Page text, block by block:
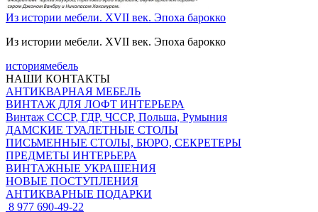
Из истории мебели. XVII век. Эпоха барокко
Из истории мебели. XVII век. Эпоха барокко
историямебель
НАШИ КОНТАКТЫ
АНТИКВАРНАЯ МЕБЕЛЬ
ВИНТАЖ ДЛЯ ЛОФТ ИНТЕРЬЕРА
Винтаж СССР, ГДР, ЧССР, Польша, Румыния
ДАМСКИЕ ТУАЛЕТНЫЕ СТОЛЫ
ПИСЬМЕННЫЕ СТОЛЫ, БЮРО, СЕКРЕТЕРЫ
ПРЕДМЕТЫ ИНТЕРЬЕРА
ВИНТАЖНЫЕ УКРАШЕНИЯ
НОВЫЕ ПОСТУПЛЕНИЯ
АНТИКВАРНЫЕ ПОДАРКИ
8 977 690-49-22